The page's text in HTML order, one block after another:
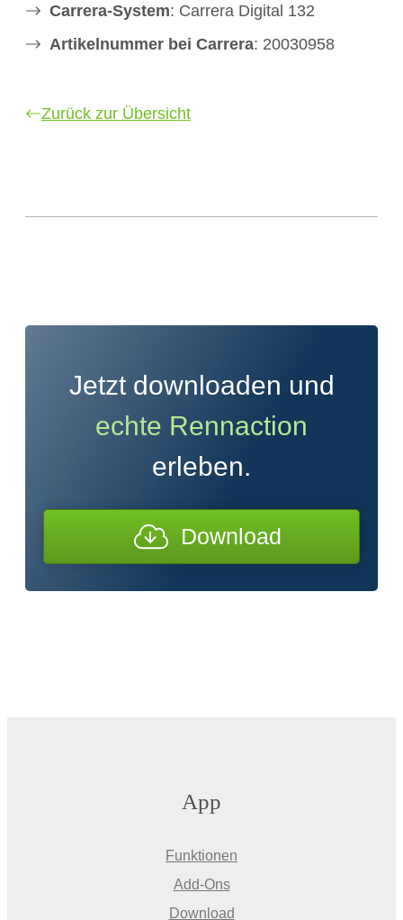
Carrera-System: Carrera Digital 132
Artikelnummer bei Carrera: 20030958
Zurück zur Übersicht
Jetzt downloaden und
echte Rennaction
erleben.
Download
App
Funktionen
Add-Ons
Download